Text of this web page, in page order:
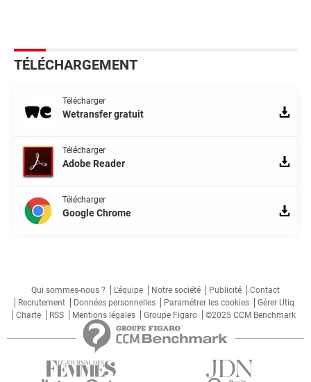
TÉLÉCHARGEMENT
Télécharger
Wetransfer gratuit
Télécharger
Adobe Reader
Télécharger
Google Chrome
Qui sommes-nous ? L'équipe Notre société Publicité
Contact
Recrutement
Données personnelles Paramétrer les cookies
Gérer Utiq
Charte
RSS Mentions légales Groupe Figaro ©2025 CCM Benchmark